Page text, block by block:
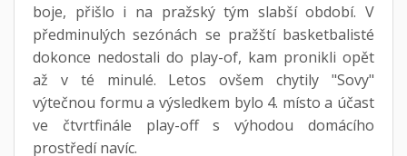
boje, přišlo i na pražský tým slabší období. V
předminulých sezónách se pražští basketbalisté
dokonce nedostali do play-of, kam pronikli opět
až v té minulé. Letos ovšem chytily "Sovy"
výtečnou formu a výsledkem bylo 4. místo a účast
ve čtvrtfinále play-off s výhodou domácího
prostředí navíc.